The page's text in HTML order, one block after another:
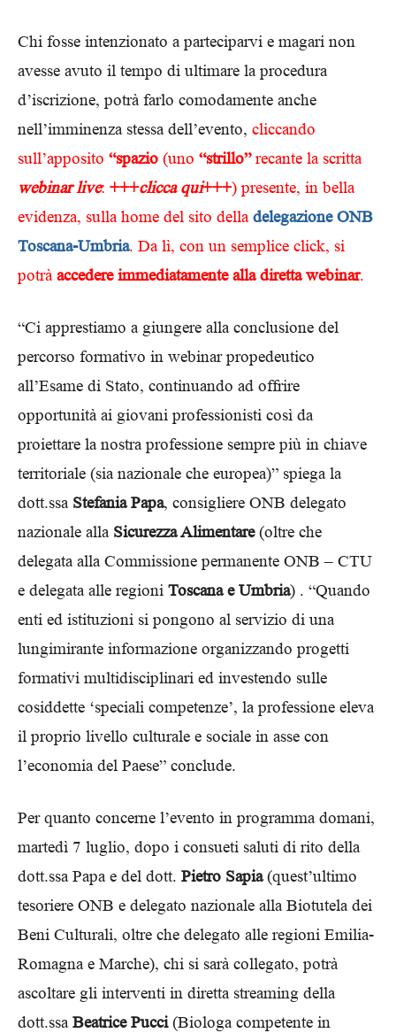
Chi fosse intenzionato a parteciparvi e magari non
avesse avuto il tempo di ultimare la procedura
d’iscrizione, potrà farlo comodamente anche
nell’imminenza stessa dell’evento, cliccando
sull’apposito “spazio (uno “strillo”recante la scritta
webinar live: +++clicca qui+++) presente, in bella
evidenza, sulla home del sito delladelegazione ONB
Toscana-Umbria. Da lì, con un semplice click, si
potràaccedere immediatamente alla diretta webinar.
“Ci apprestiamo a giungere alla conclusione del
percorso formativo in webinar propedeutico
all’Esame di Stato, continuando ad offrire
opportunità ai giovani professionisti così da
proiettare la nostra professione sempre più in chiave
territoriale (sia nazionale che europea)” spiega la
dott.ssa Stefania Papa, consigliere ONB delegato
nazionale alla Sicurezza Alimentare(oltre che
delegata alla Commissione permanente ONB – CTU
e delegata alle regioni Toscana e Umbria) . “Quando
enti ed istituzioni si pongono al servizio di una
lungimirante informazione organizzando progetti
formativi multidisciplinari ed investendo sulle
cosiddette ‘speciali competenze’, la professione eleva
il proprio livello culturale e sociale in asse con
l’economia del Paese” conclude.
Per quanto concerne l’evento in programma domani,
martedì 7 luglio, dopo i consueti saluti di rito della
dott.ssa Papa e del dott. Pietro Sapia(quest’ultimo
tesoriere ONB e delegato nazionale alla Biotutela dei
Beni Culturali, oltre che delegato alle regioni Emilia-
Romagna e Marche), chi si sarà collegato, potrà
ascoltare gli interventi in diretta streaming della
dott.ssaBeatrice Pucci(Biologa competente in